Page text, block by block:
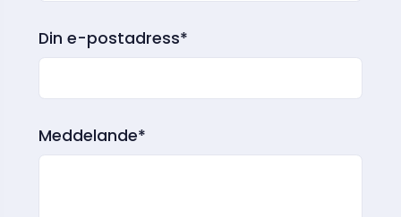
Din e-postadress*
Meddelande*